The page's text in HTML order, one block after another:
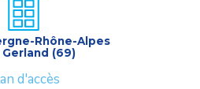
Rhône-Alpes
Gerland (69)
d'accès